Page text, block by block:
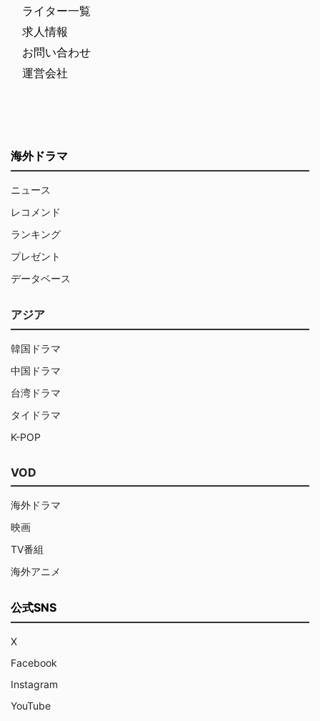
ライター一覧
求人情報
お問い合わせ
運営会社
海外ドラマ
ニュース
レコメンド
ランキング
プレゼント
データベース
アジア
韓国ドラマ
中国ドラマ
台湾ドラマ
タイドラマ
K-POP
VOD
海外ドラマ
映画
TV番組
海外アニメ
公式SNS
X
Facebook
Instagram
YouTube